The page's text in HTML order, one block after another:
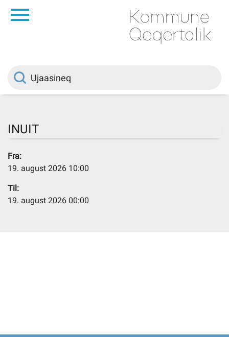
Innuttaasunut
Ileqqoreqqusat
INUIT
Fra:
19. august 2026 10:00
Til:
19. august 2026 00:00